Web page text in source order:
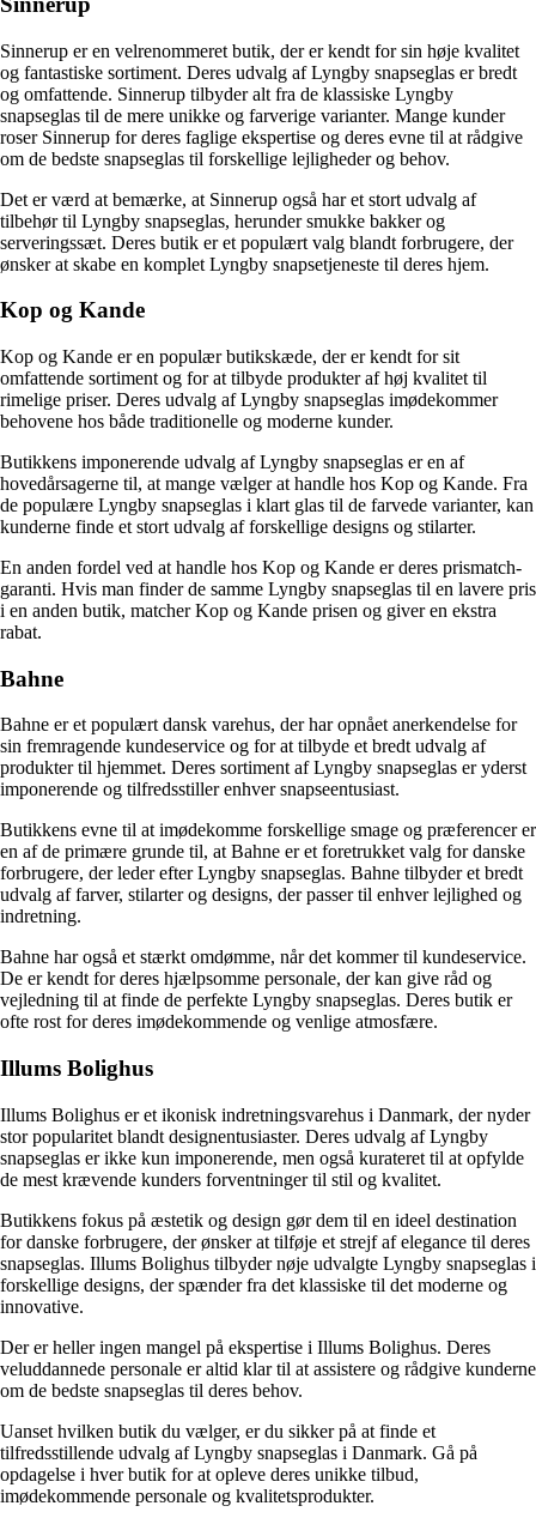
Sinnerup er en velrenommeret butik, der er kendt for sin høje kvalitet
og fantastiske sortiment. Deres udvalg af Lyngby snapseglas er bredt
og omfattende. Sinnerup tilbyder alt fra de klassiske Lyngby
snapseglas til de mere unikke og farverige varianter. Mange kunder
roser Sinnerup for deres faglige ekspertise og deres evne til at rådgive
om de bedste snapseglas til forskellige lejligheder og behov.
Det er værd at bemærke, at Sinnerup også har et stort udvalg af
tilbehør til Lyngby snapseglas, herunder smukke bakker og
serveringssæt. Deres butik er et populært valg blandt forbrugere, der
ønsker at skabe en komplet Lyngby snapsetjeneste til deres hjem.
Kop og Kande
Kop og Kande er en populær butikskæde, der er kendt for sit
omfattende sortiment og for at tilbyde produkter af høj kvalitet til
rimelige priser. Deres udvalg af Lyngby snapseglas imødekommer
behovene hos både traditionelle og moderne kunder.
Butikkens imponerende udvalg af Lyngby snapseglas er en af
hovedårsagerne til, at mange vælger at handle hos Kop og Kande. Fra
de populære Lyngby snapseglas i klart glas til de farvede varianter, kan
kunderne finde et stort udvalg af forskellige designs og stilarter.
En anden fordel ved at handle hos Kop og Kande er deres prismatch-
garanti. Hvis man finder de samme Lyngby snapseglas til en lavere pris
i en anden butik, matcher Kop og Kande prisen og giver en ekstra
rabat.
Bahne
Bahne er et populært dansk varehus, der har opnået anerkendelse for
sin fremragende kundeservice og for at tilbyde et bredt udvalg af
produkter til hjemmet. Deres sortiment af Lyngby snapseglas er yderst
imponerende og tilfredsstiller enhver snapseentusiast.
Butikkens evne til at imødekomme forskellige smage og præferencer er
en af de primære grunde til, at Bahne er et foretrukket valg for danske
forbrugere, der leder efter Lyngby snapseglas. Bahne tilbyder et bredt
udvalg af farver, stilarter og designs, der passer til enhver lejlighed og
indretning.
Bahne har også et stærkt omdømme, når det kommer til kundeservice.
De er kendt for deres hjælpsomme personale, der kan give råd og
vejledning til at finde de perfekte Lyngby snapseglas. Deres butik er
ofte rost for deres imødekommende og venlige atmosfære.
Illums Bolighus
Illums Bolighus er et ikonisk indretningsvarehus i Danmark, der nyder
stor popularitet blandt designentusiaster. Deres udvalg af Lyngby
snapseglas er ikke kun imponerende, men også kurateret til at opfylde
de mest krævende kunders forventninger til stil og kvalitet.
Butikkens fokus på æstetik og design gør dem til en ideel destination
for danske forbrugere, der ønsker at tilføje et strejf af elegance til deres
snapseglas. Illums Bolighus tilbyder nøje udvalgte Lyngby snapseglas i
forskellige designs, der spænder fra det klassiske til det moderne og
innovative.
Der er heller ingen mangel på ekspertise i Illums Bolighus. Deres
veluddannede personale er altid klar til at assistere og rådgive kunderne
om de bedste snapseglas til deres behov.
Uanset hvilken butik du vælger, er du sikker på at finde et
tilfredsstillende udvalg af Lyngby snapseglas i Danmark. Gå på
opdagelse i hver butik for at opleve deres unikke tilbud,
imødekommende personale og kvalitetsprodukter.